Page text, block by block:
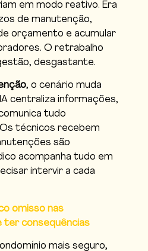
em modo reativo. Era
de manutenção,
orçamento e acumular
O retrabalho
desgastante.
, o cenário muda
centraliza informações,
tudo
técnicos recebem
são
acompanha tudo em
intervir a cada
omisso nas
ter consequências
mais seguro,